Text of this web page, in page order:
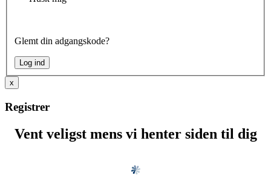
Glemt din adgangskode?
x
Registrer
Vent veligst mens vi henter siden til dig